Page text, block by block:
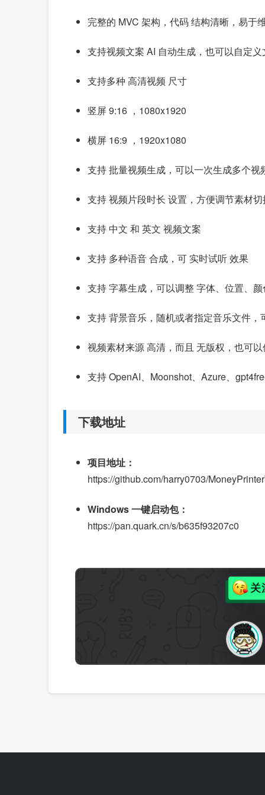
完整的 MVC 架构，代码 结构清晰，易于
支持视频文案 AI 自动生成，也可以自定义
支持多种 高清视频 尺寸
竖屏 9:16 ，1080x1920
横屏 16:9 ，1920x1080
支持 批量视频生成，可以一次生成多个
支持 视频片段时长 设置，方便调节素材
支持 中文 和 英文 视频文案
支持 多种语音 合成，可 实时试听 效果
支持 字幕生成，可以调整 字体、位置、
支持 背景音乐，随机或者指定音乐文件，
视频素材来源 高清，而且 无版权，也可
支持 OpenAI、Moonshot、Azure、
下载地址
项目地址：
https://github.com/harry0703/
Windows 一键启动包：
https://pan.quark.cn/s/b635f93207c0